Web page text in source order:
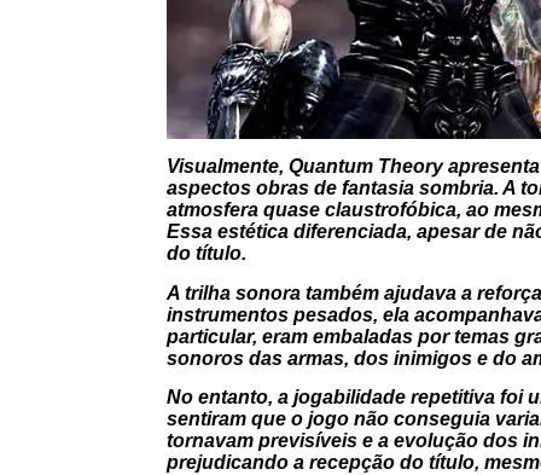
Visualmente, Quantum Theory
aspectos obras de fantasia sombria. A
atmosfera quase claustrofóbica, ao
Essa estética diferenciada, apesar de
do título.
A trilha sonora também ajudava a
instrumentos pesados, ela
particular, eram embaladas por temas
sonoros das armas, dos inimigos e do
No entanto, a jogabilidade repetitiva foi
sentiram que o jogo não conseguia
tornavam previsíveis e a evolução dos
prejudicando a recepção do título,